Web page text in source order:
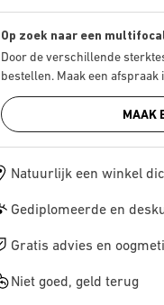
Op zoek naar een
Door de verschillende
bestellen. Maak een afspraak
MAAK
Natuurlijk een winkel
Gediplomeerde en
Gratis advies en
Niet goed, geld terug